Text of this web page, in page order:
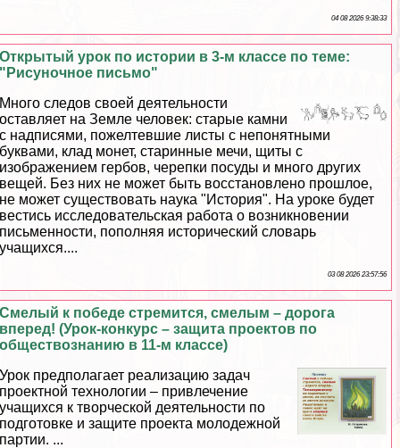
04 08 2026 9:38:33
Открытый урок по истории в 3-м классе по теме:
"Рисуночное письмо"
Много следов своей деятельности
оставляет на Земле человек: старые камни
с надписями, пожелтевшие листы с непонятными
буквами, клад монет, старинные мечи, щиты с
изображением гербов, черепки посуды и много других
вещей. Без них не может быть восстановлено прошлое,
не может существовать наука "История". На уроке будет
вестись исследовательская работа о возникновении
письменности, пополняя исторический словарь
учащихся....
03 08 2026 23:57:56
Смелый к победе стремится, смелым – дорога
вперед! (Урок-конкурс – защита проектов по
обществознанию в 11-м классе)
Урок предполагает реализацию задач
проектной технологии – привлечение
учащихся к творческой деятельности по
подготовке и защите проекта молодежной
партии. ...